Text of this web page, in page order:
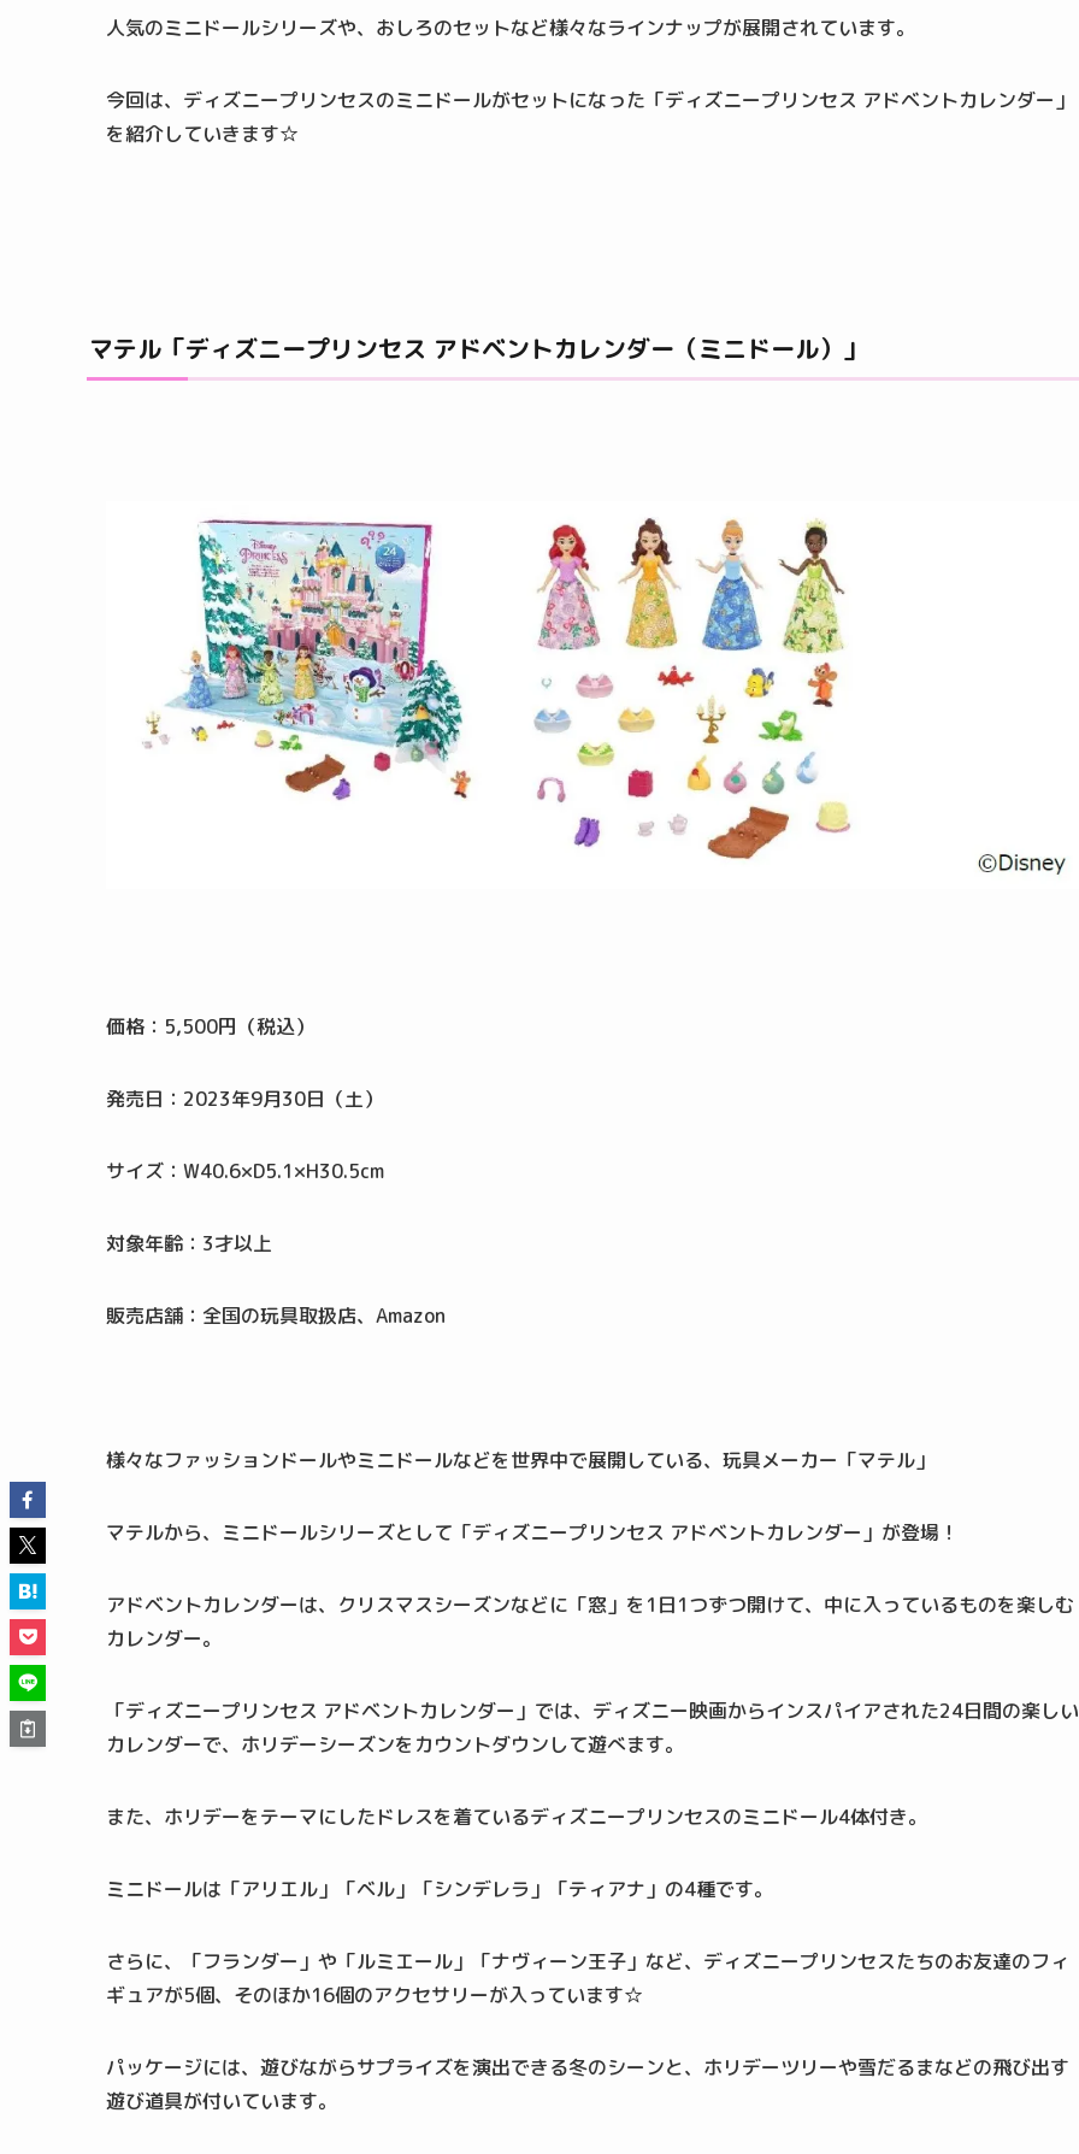
人気のミニドールシリーズや、おしろのセットなど様々なラインナップが展開されています。
今回は、ディズニープリンセスのミニドールがセットになった「ディズニープリンセス アドベントカレンダー」
を紹介していきます☆
マテル「ディズニープリンセス アドベントカレンダー（ミニドール）」
価格：5,500円（税込）
発売日：2023年9月30日（土）
サイズ：W40.6×D5.1×H30.5cm
対象年齢：3才以上
販売店舗：全国の玩具取扱店、Amazon
様々なファッションドールやミニドールなどを世界中で展開している、玩具メーカー「マテル」
マテルから、ミニドールシリーズとして「ディズニープリンセス アドベントカレンダー」が登場！
アドベントカレンダーは、クリスマスシーズンなどに「窓」を1日1つずつ開けて、中に入っているものを楽しむ
カレンダー。
「ディズニープリンセス アドベントカレンダー」では、ディズニー映画からインスパイアされた24日間の楽しい
カレンダーで、ホリデーシーズンをカウントダウンして遊べます。
また、ホリデーをテーマにしたドレスを着ているディズニープリンセスのミニドール4体付き。
ミニドールは「アリエル」「ベル」「シンデレラ」「ティアナ」の4種です。
さらに、「フランダー」や「ルミエール」「ナヴィーン王子」など、ディズニープリンセスたちのお友達のフィ
ギュアが5個、そのほか16個のアクセサリーが入っています☆
パッケージには、遊びながらサプライズを演出できる冬のシーンと、ホリデーツリーや雪だるまなどの飛び出す
遊び道具が付いています。